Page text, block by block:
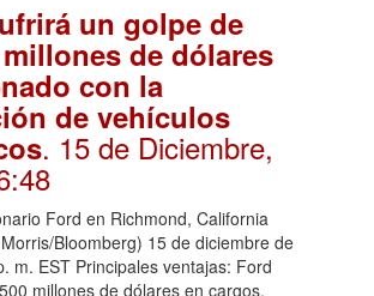
un golpe de
millones de dólares
con la
de vehículos
. 15 de Diciembre,
Ford en Richmond, California
Bloomberg) 15 de diciembre de
m. EST Principales ventajas: Ford
millones de dólares en cargos,